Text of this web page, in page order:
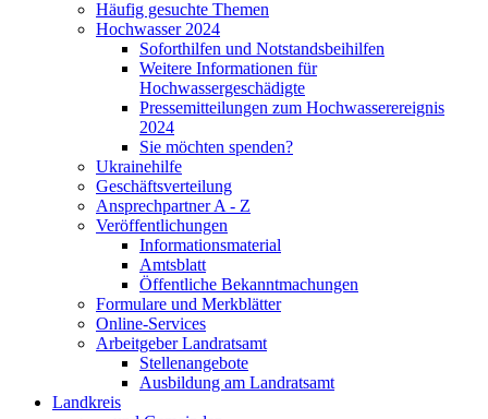
Häufig gesuchte Themen
Hochwasser 2024
Soforthilfen und Notstandsbeihilfen
Weitere Informationen für
Hochwassergeschädigte
Pressemitteilungen zum Hochwasserereignis
2024
Sie möchten spenden?
Ukrainehilfe
Geschäftsverteilung
Ansprechpartner A - Z
Veröffentlichungen
Informationsmaterial
Amtsblatt
Öffentliche Bekanntmachungen
Formulare und Merkblätter
Online-Services
Arbeitgeber Landratsamt
Stellenangebote
Ausbildung am Landratsamt
Landkreis